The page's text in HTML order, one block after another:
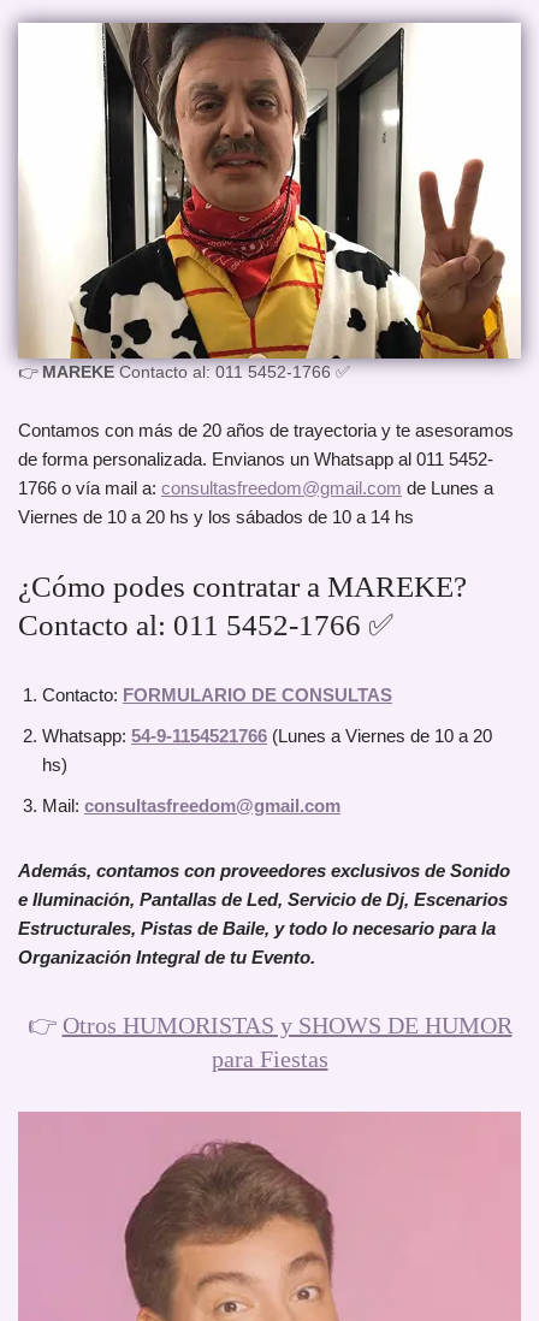
👉MAREKEContacto al: 011 5452-1766 ✅
Contamos con más de 20 años de trayectoria y te asesoramos
de forma personalizada. Envianos un Whatsapp al 011 5452-
1766 o vía mail a: consultasfreedom@gmail.com de Lunes a
Viernes de 10 a 20 hs y los sábados de 10 a 14 hs
¿Cómo podes contratar a MAREKE?
Contacto al: 011 5452-1766 ✅
Contacto: FORMULARIO DE CONSULTAS
Whatsapp: 54-9-1154521766 (Lunes a Viernes de 10 a 20
hs)
Mail: consultasfreedom@gmail.com
Además, contamos con proveedores exclusivos de Sonido
e Iluminación, Pantallas de Led, Servicio de Dj, Escenarios
Estructurales, Pistas de Baile, y todo lo necesario para la
Organización Integral de tu Evento.
👉 Otros HUMORISTAS y SHOWS DE HUMOR
para Fiestas